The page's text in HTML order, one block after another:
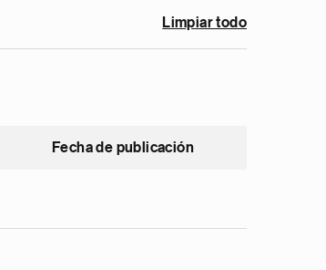
Limpiar todo
Fecha de publicación